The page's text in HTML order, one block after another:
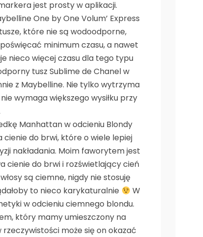
jest prosty w aplikacji.
One by One Volum’ Express
które nie są wodoodporne,
minimum czasu, a nawet
nieco więcej czasu dla tego typu
tusz Sublime de Chanel w
z Maybelline. Nie tylko wytrzyma
wymaga większego wysiłku przy
Manhattan w odcieniu Blondy
cienie do brwi, które o wiele lepiej
nakładania. Moim faworytem jest
cienie do brwi i rozświetlający cień
są ciemne, nigdy nie stosuję
to nieco karykaturalnie
W
w odcieniu ciemnego blondu.
który mamy umieszczony na
może się on okazać